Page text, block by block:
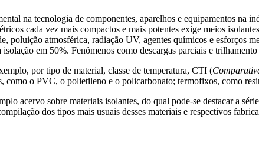
na tecnologia de componentes, aparelhos e equipamentos na
cada vez mais compactos e mais potentes exige meios
poluição atmosférica, radiação UV, agentes químicos e
em 50%. Fenômenos como descargas parciais e
por tipo de material, classe de temperatura, CTI (
como o PVC, o polietileno e o policarbonato; termofixos, como
acervo sobre materiais isolantes, do qual pode-se destacar a
dos tipos mais usuais desses materiais e respectivos